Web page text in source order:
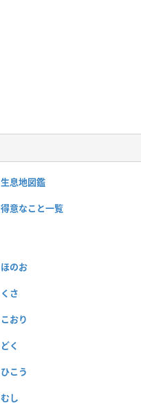
生息地図鑑
得意なこと一覧
ほのお
くさ
こおり
どく
ひこう
むし